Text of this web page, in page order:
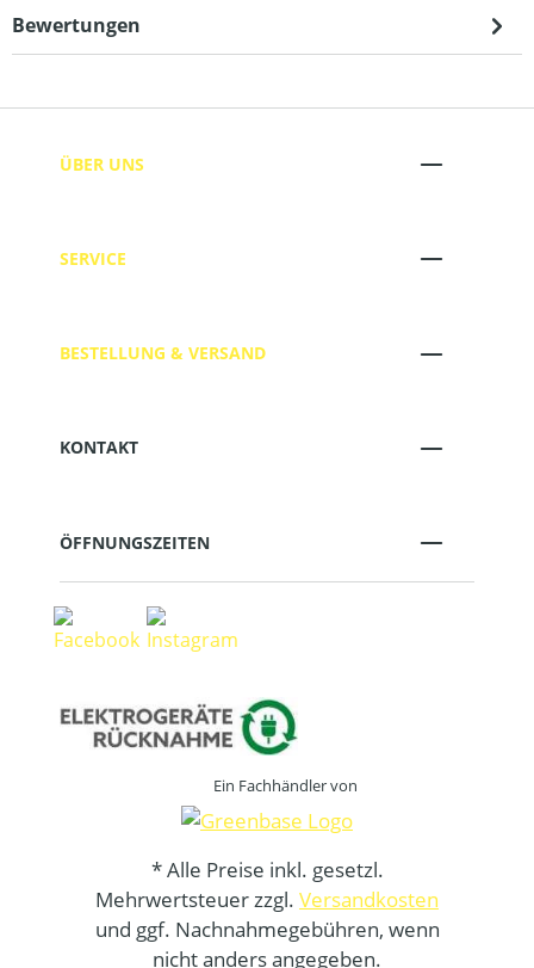
Bewertungen
ÜBER UNS
SERVICE
BESTELLUNG & VERSAND
KONTAKT
ÖFFNUNGSZEITEN
Ein Fachhändler von
* Alle Preise inkl. gesetzl.
Mehrwertsteuer zzgl. Versandkosten
und ggf. Nachnahmegebühren, wenn
nicht anders angegeben.